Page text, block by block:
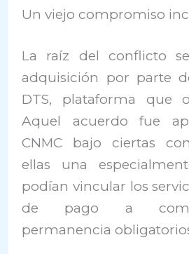
Un viejo compromiso
La raíz del conflicto
adquisición por parte
DTS, plataforma que
Aquel acuerdo fue
CNMC bajo ciertas
ellas una
podían vincular los
de pago a
permanencia